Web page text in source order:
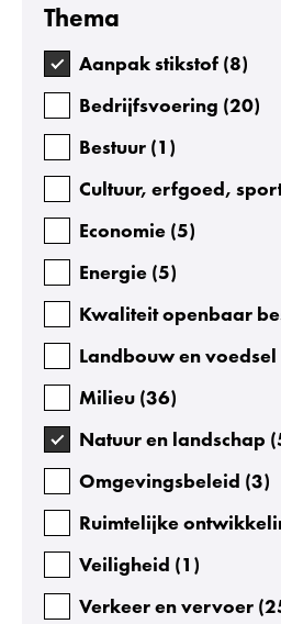
Thema
Aanpak stikstof (8)
Bedrijfsvoering (20)
Bestuur (1 )
Cultuur, erfgoed,
Economie (5)
Energie (5)
Kwaliteit openbaar
Landbouw en voedsel
Milieu (36)
Natuur en landschap (
Omgevingsbeleid (3)
Ruimtelijke
Veiligheid (1 )
Verkeer en vervoer (